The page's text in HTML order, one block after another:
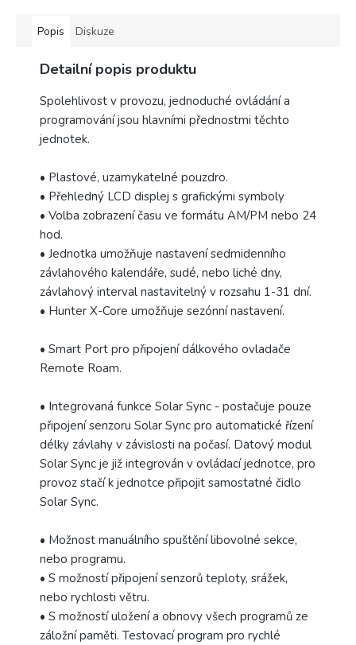
Popis Diskuze
Detailní popis produktu
Spolehlivost v provozu, jednoduché ovládání a
programování jsou hlavními přednostmi těchto
jednotek.
• Plastové, uzamykatelné pouzdro.
• Přehledný LCD displej s grafickými symboly
• Volba zobrazení času ve formátu AM/PM nebo 24
hod.
• Jednotka umožňuje nastavení sedmidenního
závlahového kalendáře, sudé, nebo liché dny,
závlahový interval nastavitelný v rozsahu 1-31 dní.
• Hunter X-Core umožňuje sezónní nastavení.
• Smart Port pro připojení dálkového ovladače
Remote Roam.
• Integrovaná funkce Solar Sync - postačuje pouze
připojení senzoru Solar Sync pro automatické řízení
délky závlahy v závislosti na počasí. Datový modul
Solar Sync je již integrován v ovládací jednotce, pro
provoz stačí k jednotce připojit samostatné čidlo
Solar Sync.
• Možnost manuálního spuštění libovolné sekce,
nebo programu.
• S možností připojení senzorů teploty, srážek,
nebo rychlosti větru.
• S možností uložení a obnovy všech programů ze
záložní paměti. Testovací program pro rychlé